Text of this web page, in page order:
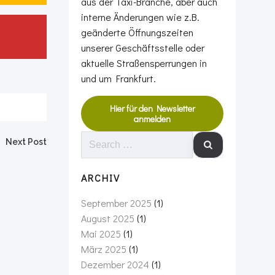
Next Post
interne Änderungen wie z.B.
geänderte Öffnungszeiten
unserer Geschäftsstelle oder
aktuelle Straßensperrungen in
und um Frankfurt.
Hier für den Newsletter
anmelden
FOR:
ARCHIV
September 2025 (1)
August 2025 (1)
Mai 2025 (1)
März 2025 (1)
Dezember 2024 (1)